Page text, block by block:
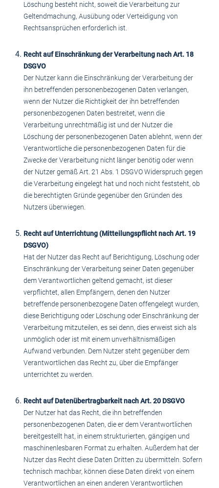
Löschung besteht nicht, soweit die Verarbeitung zur
Geltendmachung, Ausübung oder Verteidigung von
Rechtsansprüchen erforderlich ist.
Recht auf Einschränkung der Verarbeitung nach Art. 18
DSGVO
Der Nutzer kann die Einschränkung der Verarbeitung der
ihn betreffenden personenbezogenen Daten verlangen,
wenn der Nutzer die Richtigkeit der ihn betreffenden
personenbezogenen Daten bestreitet, wenn die
Verarbeitung unrechtmäßig ist und der Nutzer die
Löschung der personenbezogenen Daten ablehnt, wenn der
Verantwortliche die personenbezogenen Daten für die
Zwecke der Verarbeitung nicht länger benötig oder wenn
der Nutzer gemäß Art. 21 Abs. 1 DSGVO Widerspruch gegen
die Verarbeitung eingelegt hat und noch nicht feststeht, ob
die berechtigten Gründe gegenüber den Gründen des
Nutzers überwiegen.
Recht auf Unterrichtung (Mitteilungspflicht nach Art. 19
DSGVO)
Hat der Nutzer das Recht auf Berichtigung, Löschung oder
Einschränkung der Verarbeitung seiner Daten gegenüber
dem Verantwortlichen geltend gemacht, ist dieser
verpflichtet, allen Empfängern, denen den Nutzer
betreffende personenbezogene Daten offengelegt wurden,
diese Berichtigung oder Löschung oder Einschränkung der
Verarbeitung mitzuteilen, es sei denn, dies erweist sich als
unmöglich oder ist mit einem unverhältnismäßigen
Aufwand verbunden. Dem Nutzer steht gegenüber dem
Verantwortlichen das Recht zu, über die Empfänger
unterrichtet zu werden.
Recht auf Datenübertragbarkeit nach Art. 20 DSGVO
Der Nutzer hat das Recht, die ihn betreffenden
personenbezogenen Daten, die er dem Verantwortlichen
bereitgestellt hat, in einem strukturierten, gängigen und
maschinenlesbaren Format zu erhalten. Außerdem hat der
Nutzer das Recht diese Daten Dritten zu übermitteln. Sofern
technisch machbar, können diese Daten direkt von einem
Verantwortlichen an einen anderen Verantwortlichen